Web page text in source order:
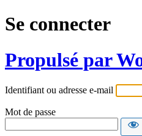
Se connecter
Propulsé par
Identifiant ou adresse e-mail
Mot de passe